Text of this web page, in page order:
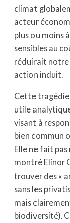
climat
acteur
plus ou moins
sensibles au
réduirait notre
action induit.
Cette
utile
visant à
bien commun
Elle ne fait
montré Elinor
trouver des «
sans les
mais
biodiversité).